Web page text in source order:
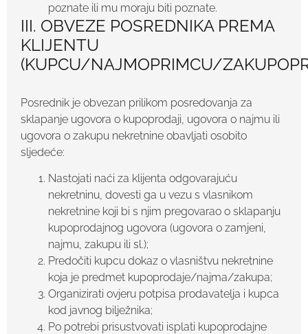
poznate ili mu moraju biti poznate.
III. OBVEZE POSREDNIKA PREMA
KLIJENTU
(KUPCU/NAJMOPRIMCU/
Posrednik je obvezan prilikom posredovanja za
sklapanje ugovora o kupoprodaji, ugovora o najmu ili
ugovora o zakupu nekretnine obavljati osobito
sljedeće:
Nastojati naći za klijenta odgovarajuću
nekretninu, dovesti ga u vezu s vlasnikom
nekretnine koji bi s njim pregovarao o sklapanju
kupoprodajnog ugovora (ugovora o zamjeni,
najmu, zakupu ili sl.);
Predočiti kupcu dokaz o vlasništvu nekretnine
koja je predmet kupoprodaje/najma/zakupa;
Organizirati ovjeru potpisa prodavatelja i kupca
kod javnog bilježnika;
Po potrebi prisustvovati isplati kupoprodajne